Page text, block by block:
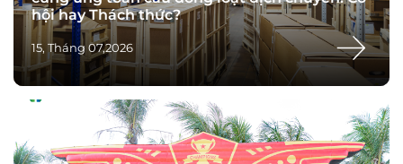
hội hay Thách thức?
15, Tháng 07,2026